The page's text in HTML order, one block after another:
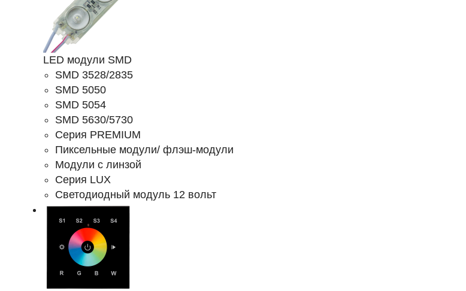
LED модули SMD
SMD 3528/2835
SMD 5050
SMD 5054
SMD 5630/5730
Серия PREMIUM
Пиксельные модули/ флэш-модули
Модули с линзой
Серия LUX
Светодиодный модуль 12 вольт